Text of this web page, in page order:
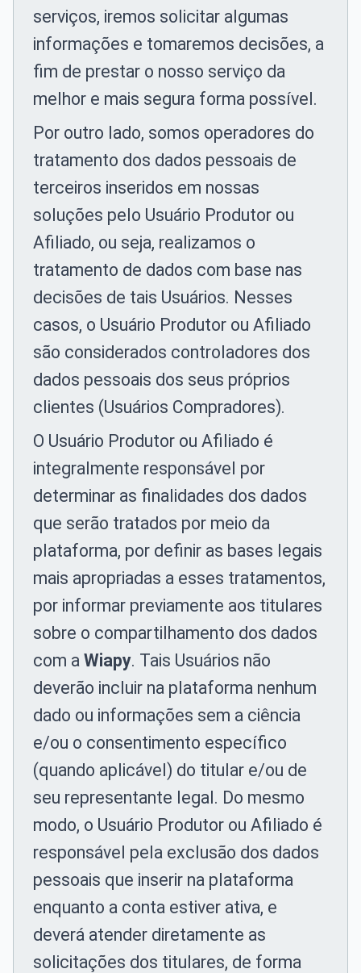
serviços, iremos solicitar algumas
informações e tomaremos decisões, a
fim de prestar o nosso serviço da
melhor e mais segura forma possível.
Por outro lado, somos operadores do
tratamento dos dados pessoais de
terceiros inseridos em nossas
soluções pelo Usuário Produtor ou
Afiliado, ou seja, realizamos o
tratamento de dados com base nas
decisões de tais Usuários. Nesses
casos, o Usuário Produtor ou Afiliado
são considerados controladores dos
dados pessoais dos seus próprios
clientes (Usuários Compradores).
O Usuário Produtor ou Afiliado é
integralmente responsável por
determinar as finalidades dos dados
que serão tratados por meio da
plataforma, por definir as bases legais
mais apropriadas a esses tratamentos,
por informar previamente aos titulares
sobre o compartilhamento dos dados
com a Wiapy. Tais Usuários não
deverão incluir na plataforma nenhum
dado ou informações sem a ciência
e/ou o consentimento específico
(quando aplicável) do titular e/ou de
seu representante legal. Do mesmo
modo, o Usuário Produtor ou Afiliado é
responsável pela exclusão dos dados
pessoais que inserir na plataforma
enquanto a conta estiver ativa, e
deverá atender diretamente as
solicitações dos titulares, de forma